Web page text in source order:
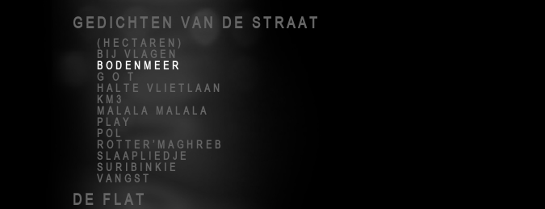
GEDICHTEN VAN DE STRAAT
(HECTAREN)
BIJ VLAGEN
BODENMEER
G O T
HALTE VLIETLAAN
KM3
MALALA MALALA
PLAY
POL
ROTTER’MAGHREB
SLAAPLIEDJE
SURIBINKIE
VANGST
DE FLAT